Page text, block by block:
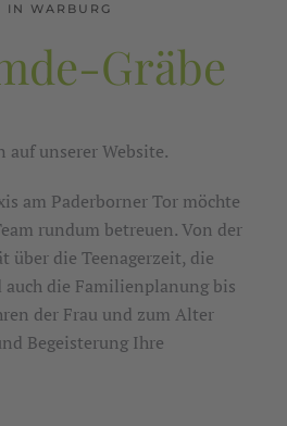
IN WARBURG
Gräbe
unserer Website.
am Paderborner Tor möchte
rundum betreuen. Von der
über die Teenagerzeit, die
auch die Familienplanung bis
der Frau und zum Alter
Begeisterung Ihre